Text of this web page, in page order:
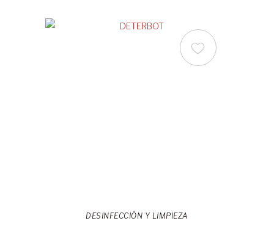
DESINFECCIÓN Y LIMPIEZA